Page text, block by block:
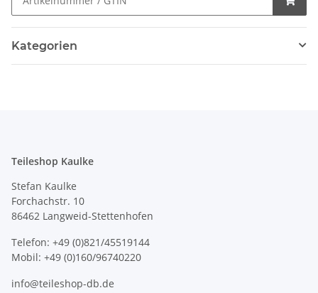
Kategorien
Teileshop Kaulke
Stefan Kaulke
Forchachstr. 10
86462 Langweid-Stettenhofen
Telefon: +49 (0)821/45519144
Mobil: +49 (0)160/96740220
info@teileshop-db.de